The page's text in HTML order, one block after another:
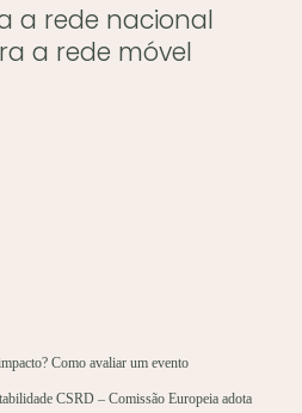
a rede nacional
a rede móvel
Como avaliar um evento
CSRD – Comissão Europeia adota